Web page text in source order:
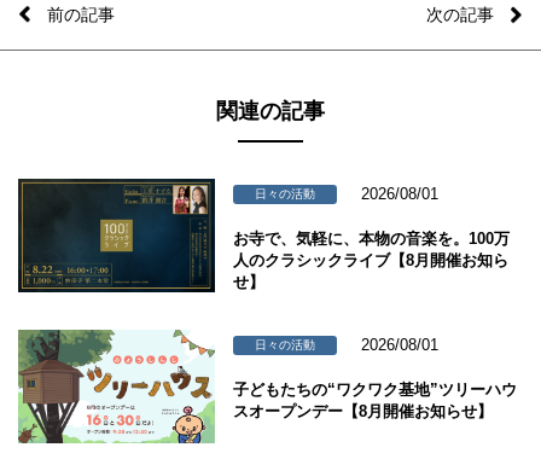
前の記事 次の記事
関連の記事
日々の活動 2026/08/01
お寺で、気軽に、本物の音楽を。100万
人のクラシックライブ【8月開催お知ら
せ】
日々の活動 2026/08/01
子どもたちの“ワクワク基地”ツリーハウ
スオープンデー【8月開催お知らせ】